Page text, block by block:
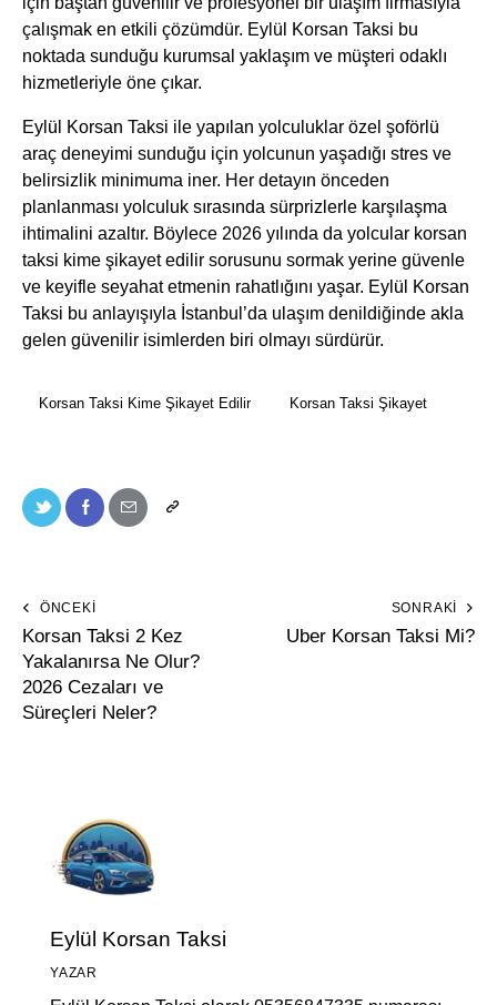
çalışmak en etkili çözümdür. Eylül Korsan Taksi bu
noktada sunduğu kurumsal yaklaşım ve müşteri odaklı
hizmetleriyle öne çıkar.
Eylül Korsan Taksi ile yapılan yolculuklar özel şoförlü
araç deneyimi sunduğu için yolcunun yaşadığı stres ve
belirsizlik minimuma iner. Her detayın önceden
planlanması yolculuk sırasında sürprizlerle karşılaşma
ihtimalini azaltır. Böylece 2026 yılında da yolcular korsan
taksi kime şikayet edilir sorusunu sormak yerine güvenle
ve keyifle seyahat etmenin rahatlığını yaşar. Eylül Korsan
Taksi bu anlayışıyla İstanbul’da ulaşım denildiğinde akla
gelen güvenilir isimlerden biri olmayı sürdürür.
Korsan Taksi Kime Şikayet Edilir Korsan Taksi Şikayet
ÖNCEKI
Korsan Taksi 2 Kez
Yakalanırsa Ne Olur?
2026 Cezaları ve
Süreçleri Neler?
SONRAKI
Uber Korsan Taksi Mi?
Eylül Korsan Taksi
YAZAR